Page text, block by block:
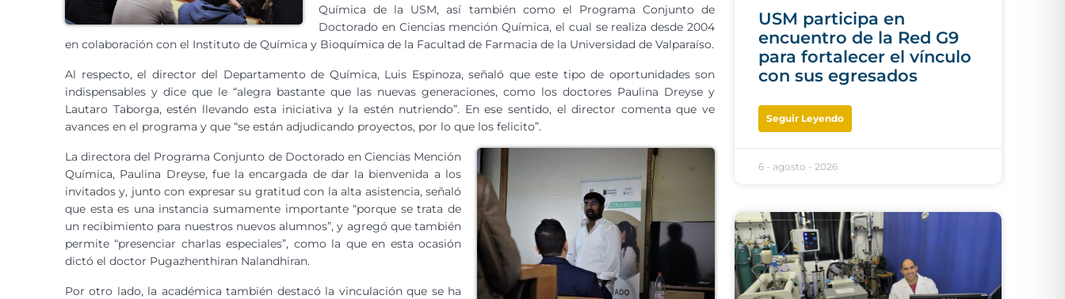
Química de la USM, así también como el Programa Conjunto de
Doctorado en Ciencias mención Química, el cual se realiza desde 2004
en colaboración con el Instituto de Química y Bioquímica de la Facultad de Farmacia de la Universidad de Valparaíso.
Al respecto, el director del Departamento de Química, Luis Espinoza, señaló que este tipo de oportunidades son
indispensables y dice que le “alegra bastante que las nuevas generaciones, como los doctores Paulina Dreyse y
Lautaro Taborga, estén llevando esta iniciativa y la estén nutriendo”. En ese sentido, el director comenta que ve
avances en el programa y que “se están adjudicando proyectos, por lo que los felicito”.
La directora del Programa Conjunto de Doctorado en Ciencias Mención
Química, Paulina Dreyse, fue la encargada de dar la bienvenida a los
invitados y, junto con expresar su gratitud con la alta asistencia, señaló
que esta es una instancia sumamente importante “porque se trata de
un recibimiento para nuestros nuevos alumnos”, y agregó que también
permite “presenciar charlas especiales”, como la que en esta ocasión
dictó el doctor Pugazhenthiran Nalandhiran.
Por otro lado, la académica también destacó la vinculación que se ha
USM participa en
encuentro de la Red G9
para fortalecer el vínculo
con sus egresados
Seguir Leyendo
6 - agosto - 2026